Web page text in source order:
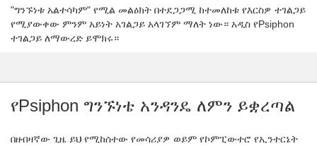
"ግንኙነቱ አልተሳካም" የሚል መልዕክት በተደጋጋሚ ከተመለከቱ የእርስዎ ተገልጋይ
የሚያውቀው ምንም አይነት አገልጋይ አላገኘም ማለት ነው። አዲስ የPsiphon
ተገልጋይ ለማውረድ ይሞክሩ።
የPsiphon ግንኙነቴ አንዳንዴ ለምን ይቋረጣል
በዘብዛኛው ጊዜ ይህ የሚከሰተው የመሳሪያዎ ወይም የኮምፒውተሮ የኢንተርኔት